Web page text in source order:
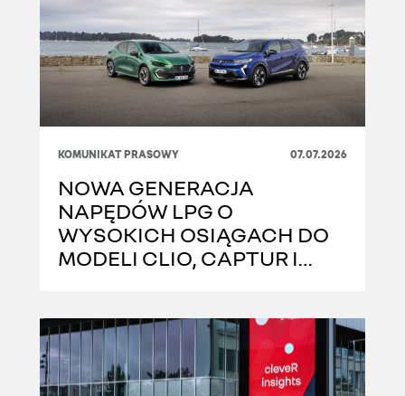
KOMUNIKAT PRASOWY 07.07.2026
NOWA GENERACJA
NAPĘDÓW LPG O
WYSOKICH OSIĄGACH DO
MODELI CLIO, CAPTUR I